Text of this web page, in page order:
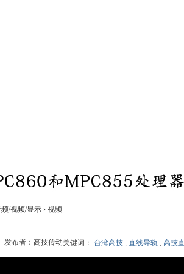
/视频/显示 › 视频
发布者： 高技传动关键词： 台湾高技 , 直线导轨 , 高技